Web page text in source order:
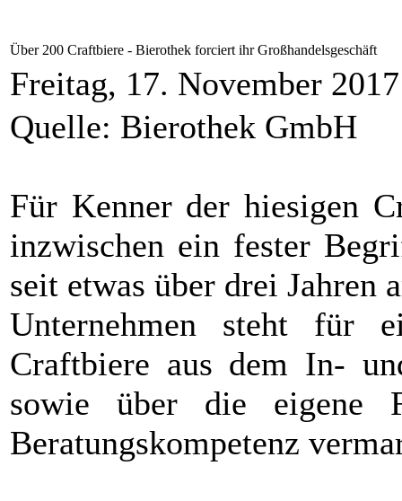
Über 200 Craftbiere - Bierothek forciert ihr Großhandelsgeschäft
Freitag, 17. November 2017
Quelle: Bierothek GmbH
Für Kenner der hiesigen
inzwischen ein fester
seit etwas über drei Jahren
Unternehmen steht für
Craftbiere aus dem In-
sowie über die eigene
Beratungskompetenz